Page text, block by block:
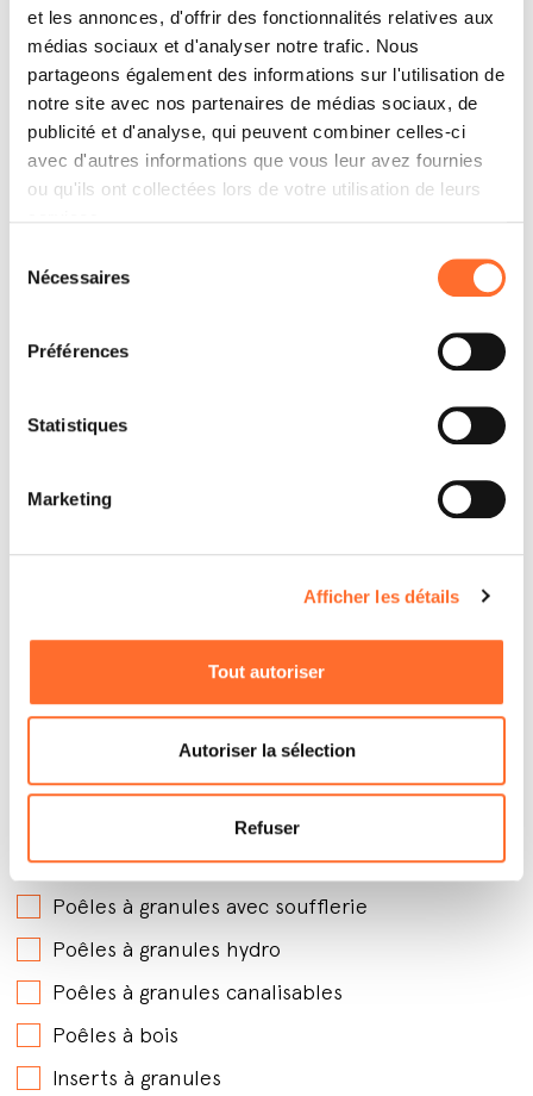
et les annonces, d'offrir des fonctionnalités relatives aux
médias sociaux et d'analyser notre trafic. Nous
partageons également des informations sur l'utilisation de
notre site avec nos partenaires de médias sociaux, de
publicité et d'analyse, qui peuvent combiner celles-ci
avec d'autres informations que vous leur avez fournies
ou qu'ils ont collectées lors de votre utilisation de leurs
Nécessaires
Préférences
Statistiques
Marketing
Afficher les détails
Tout autoriser
Autoriser la sélection
Refuser
Contactez
Par quels produits êtes-vous intéressé ?*
Poêles à granules avec soufflerie
Poêles à granules hydro
Poêles à granules canalisables
Poêles à bois
Inserts à granules